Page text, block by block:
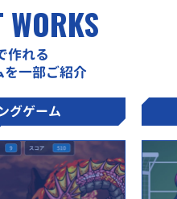
WORKS
作れる
一部ご紹介
グゲーム